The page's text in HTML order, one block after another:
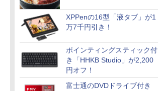
XPPenの16型「液タブ」が1
万7千円引き！
ポインティングスティック付
き「HHKB Studio」が2,200
円オフ！
富士通のDVDドライブ付き